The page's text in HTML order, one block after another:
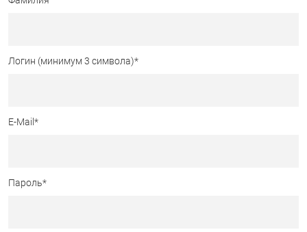
Логин (минимум 3 символа)*
E-Mail *
Пароль*